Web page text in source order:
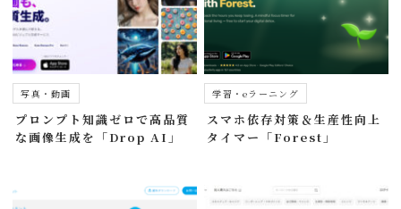
写真・動画
プロンプト知識ゼロで高品質
な画像生成を「Drop AI」
学習・eラーニング
スマホ依存対策＆生産性向上
タイマー「Forest」